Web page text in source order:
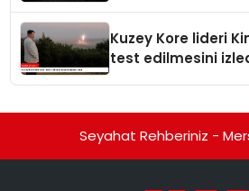
Kuzey Kore lideri
test edilmesini
Seyahat Rehberiniz -